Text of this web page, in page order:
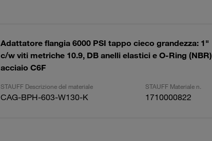
Adattatore flangia 6000 PSI tappo cieco grandezza: 1"
c/w viti metriche 10.9, DB anelli elastici e O-Ring (NBR)
acciaio C6F
STAUFF Descrizione del materiale STAUFF Materiale n.
CAG-BPH-603-W130-K 1710000822